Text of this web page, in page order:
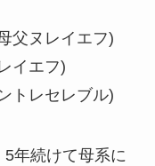
父ヌレイエフ)
イエフ)
トレセレブル)
年続けて母系に